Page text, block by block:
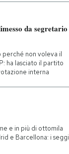
da segretario
non voleva il
ha lasciato il partito
interna
e in più di ottomila
e Barcellona: i seggi